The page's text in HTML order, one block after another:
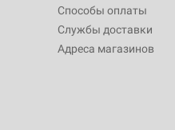
Способы оплаты
Службы доставки
Адреса магазинов